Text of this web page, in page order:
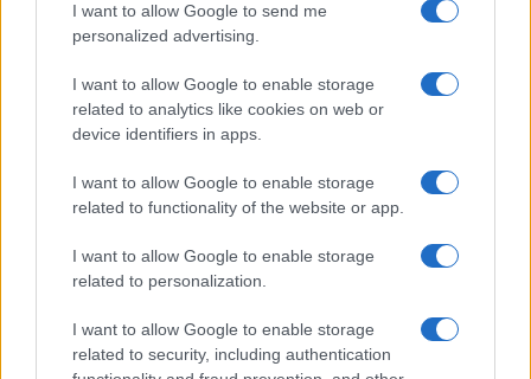
I want to allow Google to send me
personalized advertising.
I want to allow Google to enable storage
related to analytics like cookies on web or
device identifiers in apps.
I want to allow Google to enable storage
related to functionality of the website or app.
I want to allow Google to enable storage
related to personalization.
I want to allow Google to enable storage
related to security, including authentication
Continua a leggere
OFFERTE&CONSIGLI